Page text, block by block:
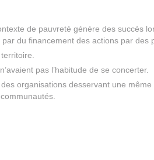
de pauvreté génère des succès
du financement des actions par des
pas l’habitude de se concerter.
organisations desservant une